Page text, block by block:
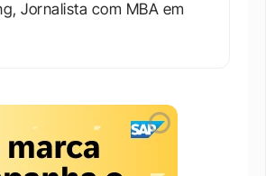
Jornalista com MBA em